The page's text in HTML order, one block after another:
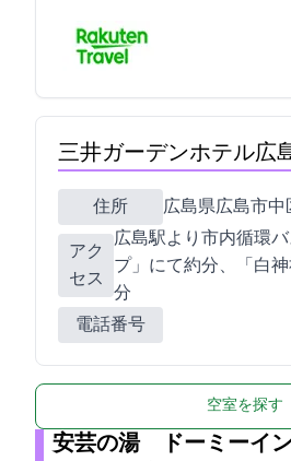
三井ガーデンホテル広
住所 広島県広島市中区
アク
セス
JR広島駅より市内循環
プ」にて約10分、「白
分
電話番号
空室を探す
安芸の湯 ドーミーイ